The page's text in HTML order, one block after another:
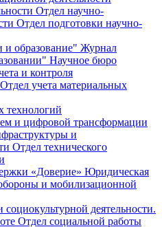
Отдел научно-
Отдел подготовки научно-
образование" Журнал
Научное бюро
и контроля
Отдел учета материальных
технологий
и цифровой трансформации
и
Отдел технического
«Доверие» Юридическая
и мобилизационной
деятельности.
Отдел социальной работы